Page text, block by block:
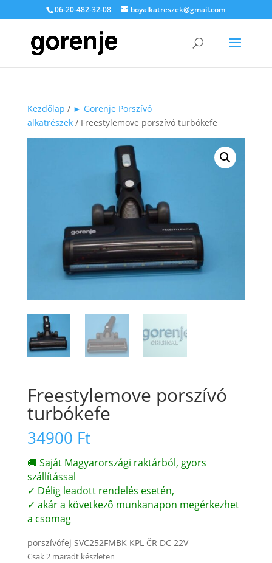
06-20-482-32-08 boyalkatreszek@gmail.com
Kezdőlap / ► Gorenje Porszívó
alkatrészek/ Freestylemove porszívó turbókefe
Freestylemove porszívó
turbókefe
34900 Ft
🚚 Saját Magyarországi raktárból, gyors
szállítással
✓ Délig leadott rendelés esetén,
✓ akár a következő munkanapon megérkezhet
a csomag
porszívófej SVC252FMBK KPL ČR DC 22V
Csak 2 maradt készleten